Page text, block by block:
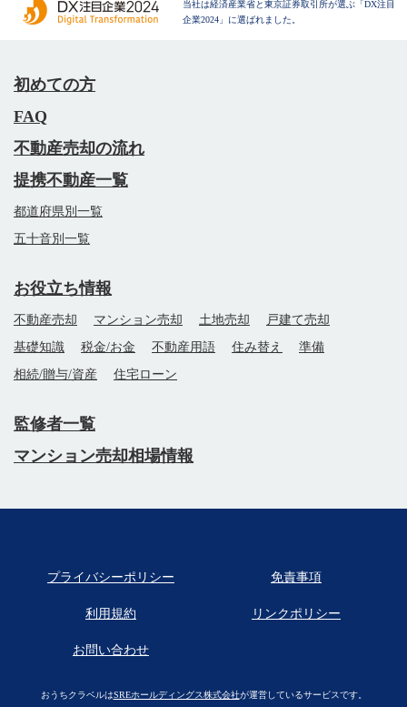
当社は経済産業省と東京証券取引所が選ぶ「DX注目
企業2024」に選ばれました。
初めての方
FAQ
不動産売却の流れ
提携不動産一覧
都道府県別一覧
五十音別一覧
お役立ち情報
不動産売却 マンション売却 土地売却
戸建て売却
基礎知識
税金/お金 不動産用語 住み替え
準備
相続/贈与/資産
住宅ローン
監修者一覧
マンション売却相場情報
プライバシーポリシー 免責事項
利用規約 リンクポリシー
お問い合わせ
おうちクラベルはSREホールディングス株式会社が運営しているサービスです。